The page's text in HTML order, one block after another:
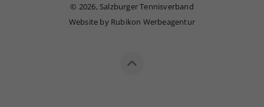
© 2026, Salzburger Tennisverband
Website by Rubikon Werbeagentur